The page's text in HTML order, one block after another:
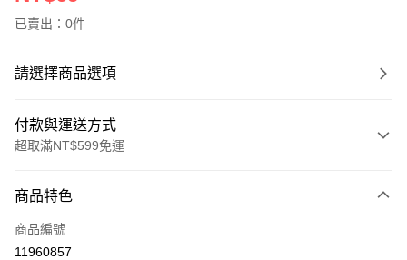
已賣出：0件
請選擇商品選項
付款與運送方式
超取滿NT$599免運
信用卡一次付款
超商取貨付款
商品特色
商品編號
11960857